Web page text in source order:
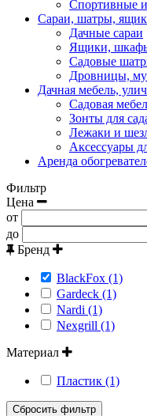
Спортивные
Сараи, шатры,
Дачные сараи
Ящики,
Садовые
Дровницы,
Дачная мебель,
Садовая
Зонты для
Лежаки и
Аксессуары
Аренда
Фильтр
Цена
от
до
Бренд
BlackFox (1)
Gardeck (1)
Nardi (1)
Nexgrill (1)
Материал
Пластик (1)
Сбросить фильтр